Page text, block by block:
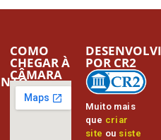
COMO
CHEGAR À
CÂMARA
Muito mais
que criar
site ou siste
POR CR2